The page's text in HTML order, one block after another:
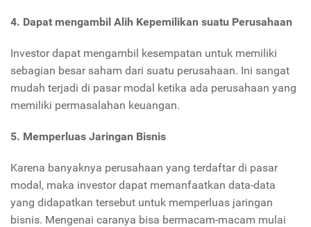
4. Dapat mengambil Alih Kepemilikan suatu Perusahaan
Investor dapat mengambil kesempatan untuk memiliki
sebagian besar saham dari suatu perusahaan. Ini sangat
mudah terjadi di pasar modal ketika ada perusahaan yang
memiliki permasalahan keuangan.
5. Memperluas Jaringan Bisnis
Karena banyaknya perusahaan yang terdaftar di pasar
modal, maka investor dapat memanfaatkan data-data
yang didapatkan tersebut untuk memperluas jaringan
bisnis. Mengenai caranya bisa bermacam-macam mulai